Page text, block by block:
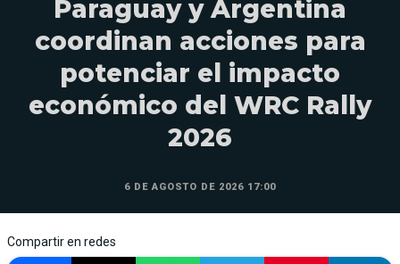
Paraguay y Argentina
coordinan acciones para
potenciar el impacto
económico del WRC Rally
2026
6 DE AGOSTO DE 2026 17:00
Compartir en redes